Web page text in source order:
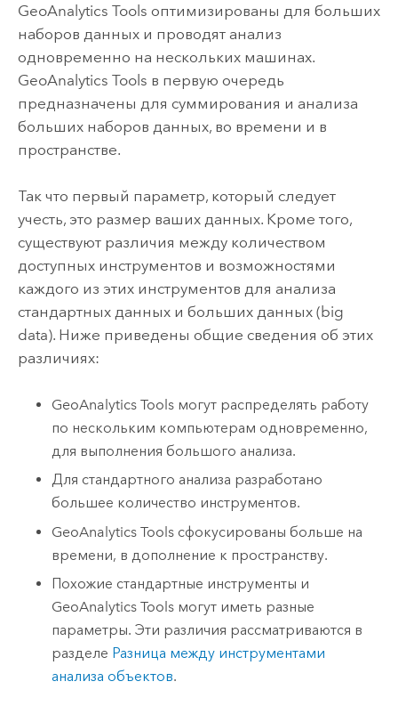
GeoAnalytics Tools оптимизированы для больших
наборов данных и проводят анализ
одновременно на нескольких машинах.
GeoAnalytics Tools в первую очередь
предназначены для суммирования и анализа
больших наборов данных, во времени и в
пространстве.
Так что первый параметр, который следует
учесть, это размер ваших данных. Кроме того,
существуют различия между количеством
доступных инструментов и возможностями
каждого из этих инструментов для анализа
стандартных данных и больших данных (big
data). Ниже приведены общие сведения об этих
различиях:
GeoAnalytics Tools могут распределять работу
по нескольким компьютерам одновременно,
для выполнения большого анализа.
Для стандартного анализа разработано
большее количество инструментов.
GeoAnalytics Tools сфокусированы больше на
времени, в дополнение к пространству.
Похожие стандартные инструменты и
GeoAnalytics Tools могут иметь разные
параметры. Эти различия рассматриваются в
разделе Разница между инструментами
анализа объектов.